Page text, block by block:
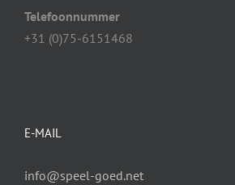
Telefoonnummer
+31 (0)75-6151468
E-MAIL
info@speel-goed.net